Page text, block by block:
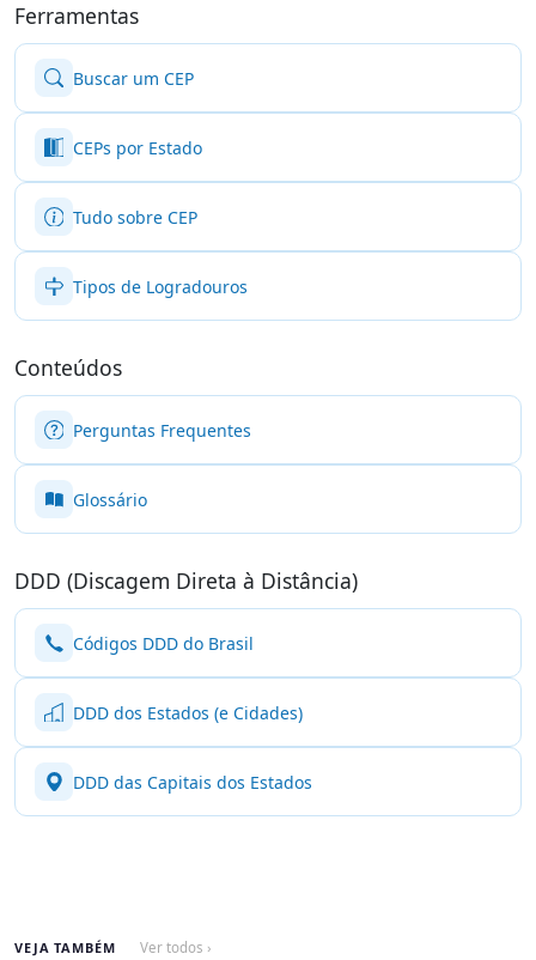
Ferramentas
Buscar um CEP
CEPs por Estado
Tudo sobre CEP
Tipos de Logradouros
Conteúdos
Perguntas Frequentes
Glossário
DDD (Discagem Direta à Distância)
Códigos DDD do Brasil
DDD dos Estados (e Cidades)
DDD das Capitais dos Estados
VEJA TAMBÉM Ver todos ›